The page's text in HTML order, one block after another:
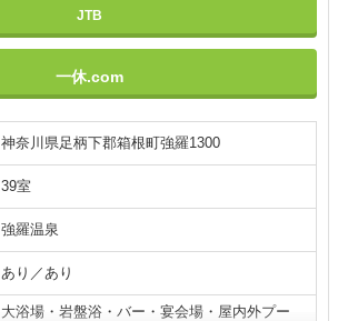
JTB
一休.com
神奈川県足柄下郡箱根町強羅1300
39室
強羅温泉
あり／あり
大浴場・岩盤浴・バー・宴会場・屋内外プー